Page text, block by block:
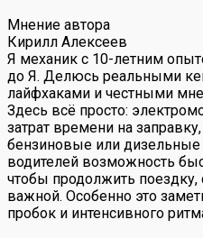
Мнение автора
Кирилл Алексеев
Я механик с 10-летним
до Я. Делюсь реальными
лайфхаками и честными
Здесь всё просто:
затрат времени на
бензиновые или
водителей возможность
чтобы продолжить поездку,
важной. Особенно это
пробок и интенсивного